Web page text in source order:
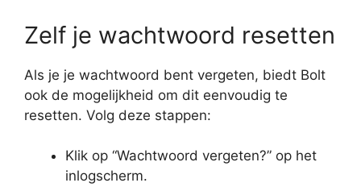
Zelf je wachtwoord resetten
Als je je wachtwoord bent vergeten, biedt Bolt
ook de mogelijkheid om dit eenvoudig te
resetten. Volg deze stappen:
Klik op “Wachtwoord vergeten?” op het
inlogscherm.